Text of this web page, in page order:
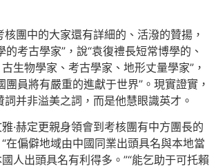
核團中的大家還有詳細的、活潑的贊揚，
的考古學家”，說“袁復禮長短常博學的、
生物學家、考古學家、地形丈量學家”，
團員將有嚴重的進獻于世界”。現實證實，
詞并非溢美之詞，而是他慧眼識英才。
·赫定更親身領會到考核團有中方團長的
在偏僻地域由中國同業出頭具名與本地當
人出頭具名有利得多。”“能乞助于可托賴